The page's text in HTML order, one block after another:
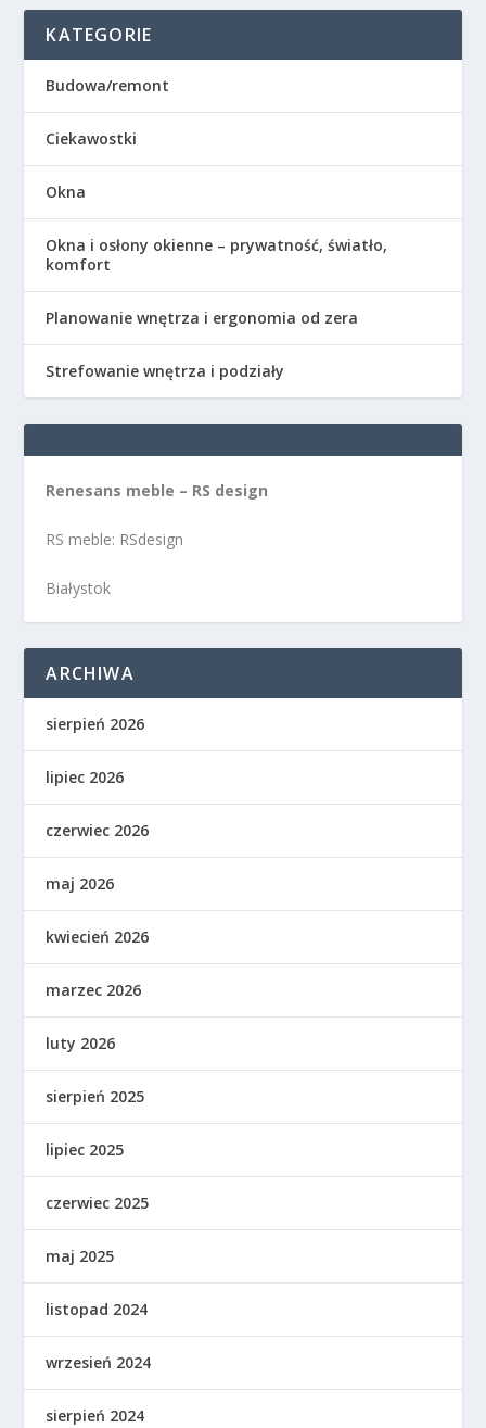
KATEGORIE
Budowa/remont
Ciekawostki
Okna
Okna i osłony okienne – prywatność, światło,
komfort
Planowanie wnętrza i ergonomia od zera
Strefowanie wnętrza i podziały
Renesans meble – RS design
RS meble: RSdesign
Białystok
ARCHIWA
sierpień 2026
lipiec 2026
czerwiec 2026
maj 2026
kwiecień 2026
marzec 2026
luty 2026
sierpień 2025
lipiec 2025
czerwiec 2025
maj 2025
listopad 2024
wrzesień 2024
sierpień 2024